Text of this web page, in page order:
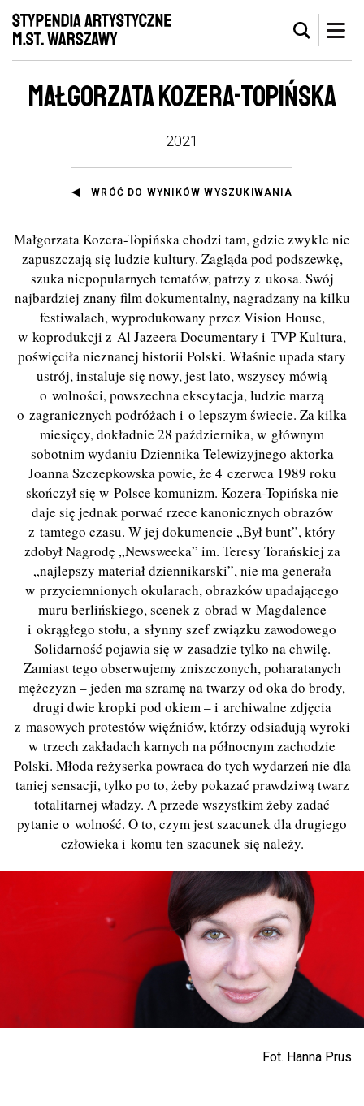
MAŁGORZATA KOZERA-TOPIŃSKA
2021
WRÓĆ DO WYNIKÓW WYSZUKIWANIA
Małgorzata Kozera-Topińska chodzi tam, gdzie zwykle nie
zapuszczają się ludzie kultury. Zagląda pod podszewkę,
szuka niepopularnych tematów, patrzy z ukosa. Swój
najbardziej znany film dokumentalny, nagradzany na kilku
festiwalach, wyprodukowany przez Vision House,
w koprodukcji z Al Jazeera Documentary i TVP Kultura,
poświęciła nieznanej historii Polski. Właśnie upada stary
ustrój, instaluje się nowy, jest lato, wszyscy mówią
o wolności, powszechna ekscytacja, ludzie marzą
o zagranicznych podróżach i o lepszym świecie. Za kilka
miesięcy, dokładnie 28 października, w głównym
sobotnim wydaniu Dziennika Telewizyjnego aktorka
Joanna Szczepkowska powie, że 4 czerwca 1989 roku
skończył się w Polsce komunizm. Kozera-Topińska nie
daje się jednak porwać rzece kanonicznych obrazów
z tamtego czasu. W jej dokumencie „Był bunt”, który
zdobył Nagrodę „Newsweeka” im. Teresy Torańskiej za
„najlepszy materiał dziennikarski”, nie ma generała
w przyciemnionych okularach, obrazków upadającego
muru berlińskiego, scenek z obrad w Magdalence
i okrągłego stołu, a słynny szef związku zawodowego
Solidarność pojawia się w zasadzie tylko na chwilę.
Zamiast tego obserwujemy zniszczonych, poharatanych
mężczyzn – jeden ma szramę na twarzy od oka do brody,
drugi dwie kropki pod okiem – i archiwalne zdjęcia
z masowych protestów więźniów, którzy odsiadują wyroki
w trzech zakładach karnych na północnym zachodzie
Polski. Młoda reżyserka powraca do tych wydarzeń nie dla
taniej sensacji, tylko po to, żeby pokazać prawdziwą twarz
totalitarnej władzy. A przede wszystkim żeby zadać
pytanie o wolność. O to, czym jest szacunek dla drugiego
człowieka i komu ten szacunek się należy.
Fot. Hanna Prus